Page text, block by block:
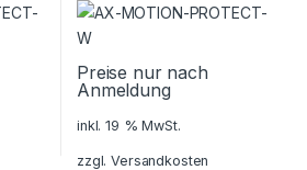
Preise nur nach
Anmeldung
inkl. 19 % MwSt.
zzgl.Versandkosten